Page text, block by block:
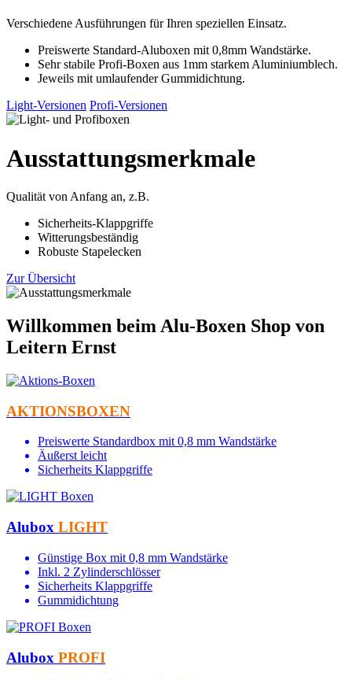
Verschiedene Ausführungen für Ihren speziellen Einsatz.
Preiswerte Standard-Aluboxen mit 0,8mm Wandstärke.
Sehr stabile Profi-Boxen aus 1mm starkem Aluminiumblech.
Jeweils mit umlaufender Gummidichtung.
Light-Versionen Profi-Versionen
Ausstattungsmerkmale
Qualität von Anfang an, z.B.
Sicherheits-Klappgriffe
Witterungsbeständig
Robuste Stapelecken
Zur Übersicht
Willkommen beim Alu-Boxen Shop von
Leitern Ernst
AKTIONSBOXEN
Preiswerte Standardbox mit 0,8 mm Wandstärke
Äußerst leicht
Sicherheits Klappgriffe
Alubox LIGHT
Günstige Box mit 0,8 mm Wandstärke
Inkl. 2 Zylinderschlösser
Sicherheits Klappgriffe
Gummidichtung
Alubox PROFI